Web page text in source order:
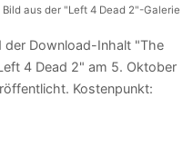
Bild aus der "Left 4 Dead 2"-Galerie
der Download-Inhalt "The
4 Dead 2" am 5. Oktober
Kostenpunkt: